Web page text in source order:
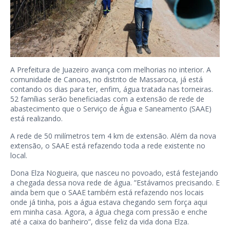
A Prefeitura de Juazeiro avança com melhorias no interior. A
comunidade de Canoas, no distrito de Massaroca, já está
contando os dias para ter, enfim, água tratada nas torneiras.
52 famílias serão beneficiadas com a extensão de rede de
abastecimento que o Serviço de Água e Saneamento (SAAE)
está realizando.
A rede de 50 milímetros tem 4 km de extensão. Além da nova
extensão, o SAAE está refazendo toda a rede existente no
local.
Dona Elza Nogueira, que nasceu no povoado, está festejando
a chegada dessa nova rede de água. ”Estávamos precisando. E
ainda bem que o SAAE também está refazendo nos locais
onde já tinha, pois a água estava chegando sem força aqui
em minha casa. Agora, a água chega com pressão e enche
até a caixa do banheiro”, disse feliz da vida dona Elza.